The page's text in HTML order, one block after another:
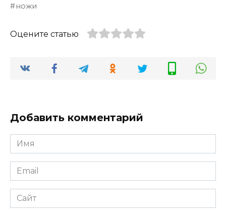
ножи
Оцените статью
Добавить комментарий
Имя
*
Email
*
Сайт